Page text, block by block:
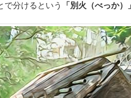
で分けるという
「別火（べっか）」